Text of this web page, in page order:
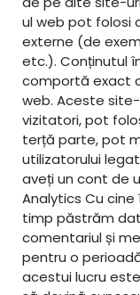
ul web pot folosi
externe (de
etc.). Conținutul
comportă exact
web. Aceste
vizitatori, pot
terță parte, pot
utilizatorului
aveți un cont de
Analytics Cu
timp păstrăm
comentariul și
pentru o
acestui lucru